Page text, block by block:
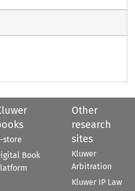
store
Book
Other
research
sites
Kluwer
Arbitration
Kluwer IP Law